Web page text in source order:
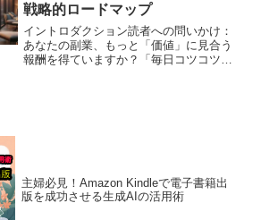
戦略的ロードマップ
イントロダクション読者への問いかけ：
あなたの副業、もっと「価値」に見合う
報酬を得ていますか？「毎日コツコツと
主婦必見！Amazon Kindleで電子書籍出
版を成功させる生成AIの活用術